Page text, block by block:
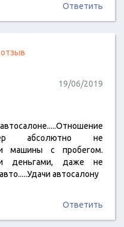
Мне с ним повезло
Ответить
19/06/2019
абсолютно не
машины с пробегом.
деньгами, даже не
автосалону
Ответить